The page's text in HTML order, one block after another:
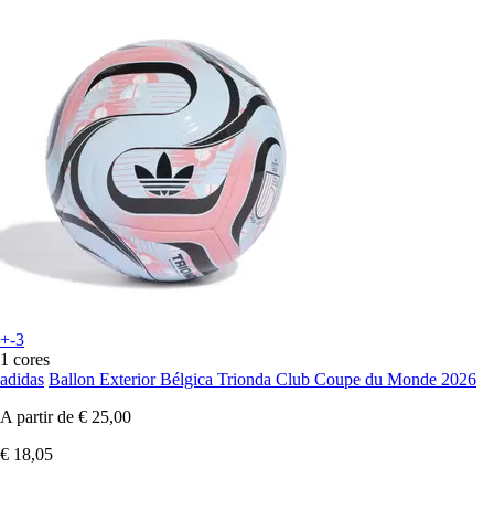
+-3
1 cores
adidas Ballon Exterior Bélgica Trionda Club Coupe du Monde 2026
A partir de € 25,00
€ 18,05